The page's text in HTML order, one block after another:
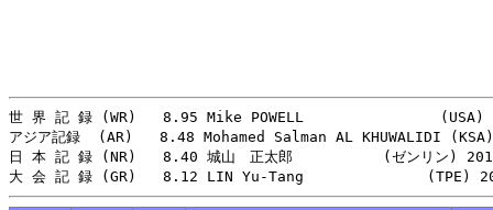
世 界 記 録 (WR)   8.95 Mike POWELL  　　　 　      (USA)
アジア記録  (AR)   8.48 Mohamed Salman AL KHUWALIDI
日 本 記 録 (NR)   8.40 城山　正太郎   　　    (ゼンリン)